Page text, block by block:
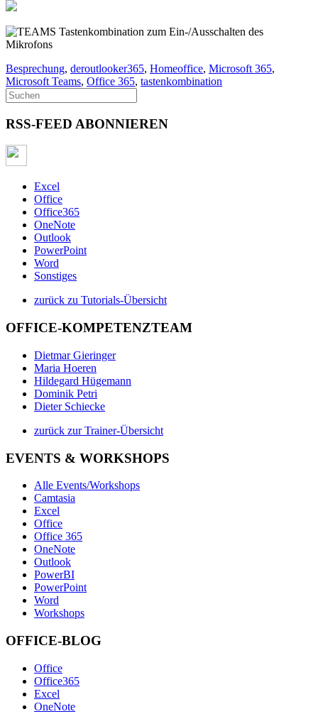
Besprechung, deroutlooker365, Homeoffice, Microsoft 365,
Microsoft Teams, Office 365, tastenkombination
RSS-FEED ABONNIEREN
Excel
Office
Office365
OneNote
Outlook
PowerPoint
Word
Sonstiges
zurück zu Tutorials-Übersicht
OFFICE-KOMPETENZTEAM
Dietmar Gieringer
Maria Hoeren
Hildegard Hügemann
Dominik Petri
Dieter Schiecke
zurück zur Trainer-Übersicht
EVENTS & WORKSHOPS
Alle Events/Workshops
Camtasia
Excel
Office
Office 365
OneNote
Outlook
PowerBI
PowerPoint
Word
Workshops
OFFICE-BLOG
Office
Office365
Excel
OneNote